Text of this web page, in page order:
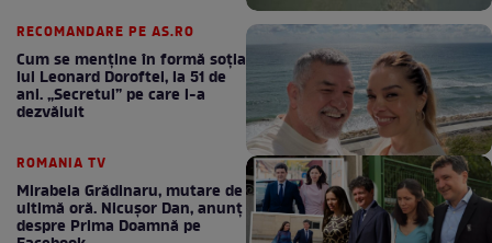
RECOMANDARE PE AS.RO
Cum se menţine în formă soţia
lui Leonard Doroftei, la 51 de
ani. „Secretul” pe care l-a
dezvăluit
ROMANIA TV
Mirabela Grădinaru, mutare de
ultimă oră. Nicuşor Dan, anunţ
despre Prima Doamnă pe